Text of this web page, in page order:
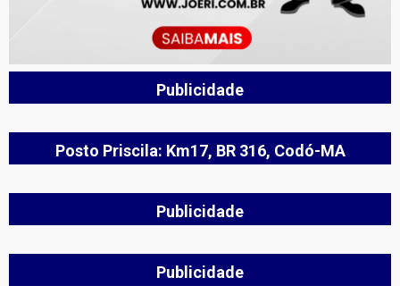
Publicidade
Posto Priscila: Km17, BR 316, Codó-MA
Publicidade
Publicidade